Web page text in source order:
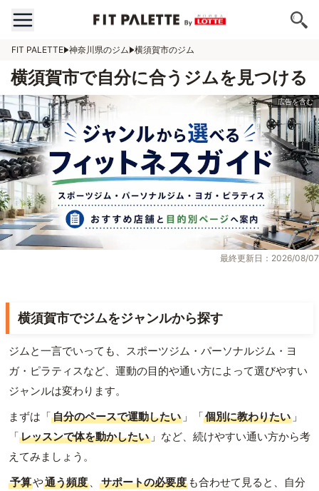
FIT PALETTE 神奈川県のジム 横須賀市のジム
横須賀市で自分に合うジムを見つける
最終更新日：2026/08/07
横須賀市でジムをジャンルから探す
ジムと一言でいっても、スポーツジム・パーソナルジム・ヨ
ガ・ピラティスなど、運動の目的や通い方によって選びやすい
ジャンルは変わります。
まずは「自分のペースで運動したい 」「個別に教わりたい 」
「レッスンで体を動かしたい 」など、続けやすい通い方から考
えてみましょう。
予算や通う頻度 、 サポートの必要度 も合わせて見ると、自分